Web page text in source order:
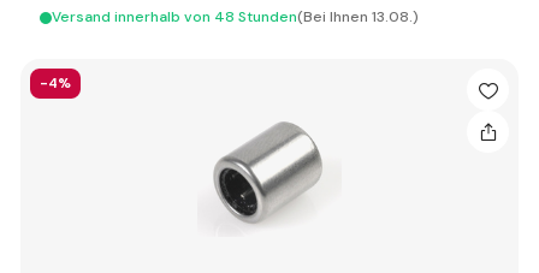
Versand innerhalb von 48 Stunden(Bei Ihnen 13.08.)
-4%